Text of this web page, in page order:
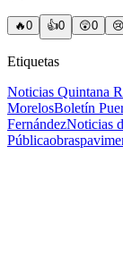
🔥0 👍0 😲0 😢
Etiquetas
Noticias Quintana
MorelosBoletín
FernándezNoticias
Públicaobras